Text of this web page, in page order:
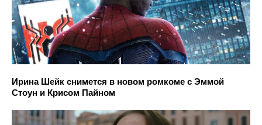
Ирина Шейк снимется в новом ромкоме с Эммой
Стоун и Крисом Пайном